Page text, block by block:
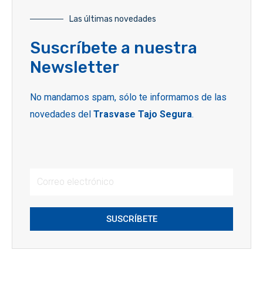
Las últimas novedades
Suscríbete a nuestra
Newsletter
No mandamos spam, sólo te informamos de las
novedades del Trasvase Tajo Segura.
SUSCRÍBETE